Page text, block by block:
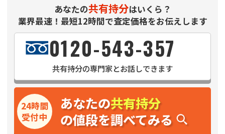
あなたの共有持分はいくら？
業界最速！最短12時間で査定価格をお伝えします
0120-543-357
共有持分の専門家とお話しできます
あなたの共有持分
の値段を調べてみる
24時間
受付中